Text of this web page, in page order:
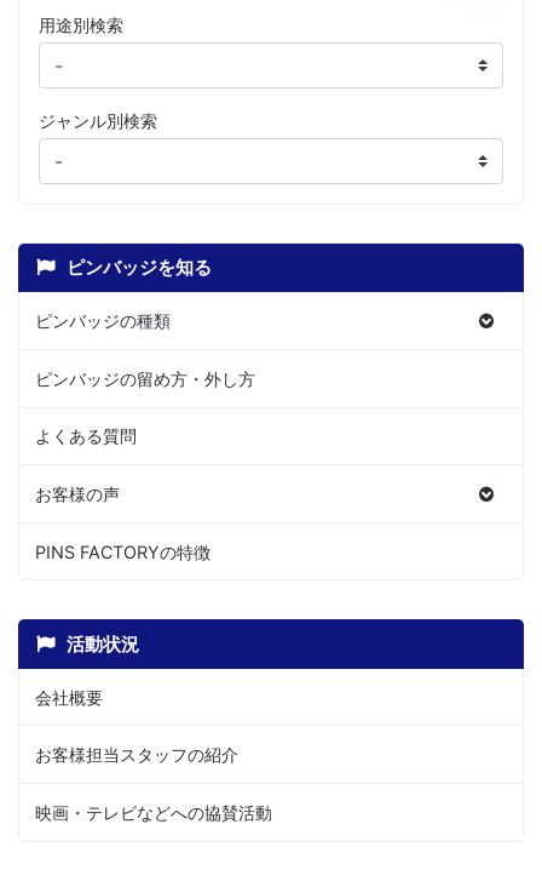
用途別検索
ジャンル別検索
ピンバッジを知る
ピンバッジの種類
ピンバッジの留め方・外し方
よくある質問
お客様の声
PINS FACTORYの特徴
活動状況
会社概要
お客様担当スタッフの紹介
映画・テレビなどへの協賛活動